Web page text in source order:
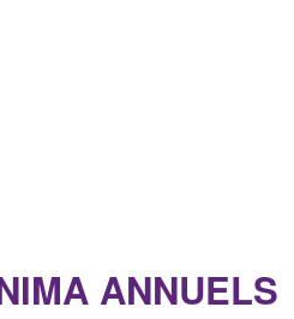
ANNUELS